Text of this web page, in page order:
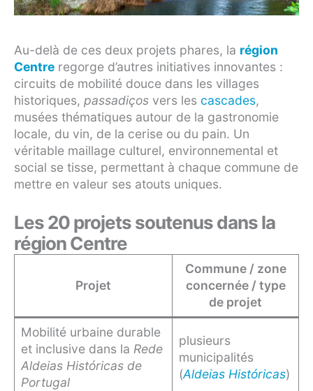
Au-delà de ces deux projets phares, la région
Centre regorge d’autres initiatives innovantes :
circuits de mobilité douce dans les villages
historiques, passadiços vers les cascades,
musées thématiques autour de la gastronomie
locale, du vin, de la cerise ou du pain. Un
véritable maillage culturel, environnemental et
social se tisse, permettant à chaque commune de
mettre en valeur ses atouts uniques.
Les 20 projets soutenus dans la
région Centre
Projet
Commune / zone
concernée / type
de projet
Mobilité urbaine durable
et inclusive dans la Rede
Aldeias Históricas de
Portugal
plusieurs
municipalités
(Aldeias Históricas)